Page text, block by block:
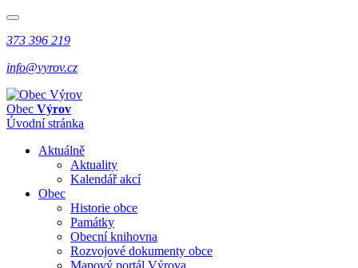
373 396 219
info@vyrov.cz
Obec Výrov
Úvodní stránka
Aktuálně
Aktuality
Kalendář akcí
Obec
Historie obce
Památky
Obecní knihovna
Rozvojové dokumenty obce
Mapový portál Výrova